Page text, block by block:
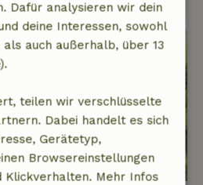
8,8/10
Dafür analysieren wir dein
deine Interessen, sowohl
auch außerhalb, über 13
teilen wir verschlüsselte
Dabei handelt es sich
Gerätetyp,
Browsereinstellungen
Klickverhalten. Mehr Infos